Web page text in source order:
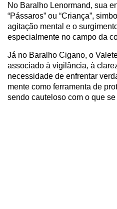
No Baralho Lenormand, sua
“Pássaros” ou “Criança”,
agitação mental e o
especialmente no campo da
Já no Baralho Cigano, o
associado à vigilância, à
necessidade de enfrentar
mente como ferramenta de
sendo cauteloso com o que